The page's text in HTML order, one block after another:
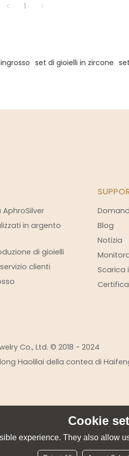
1
set di gioielli in zircone
in argento
di gioielli
clienti
Blog
Notizia
Scarica
Co., Ltd. © 2018 - 2024
Haolilai della contea di
Cookie
experience. They also allow